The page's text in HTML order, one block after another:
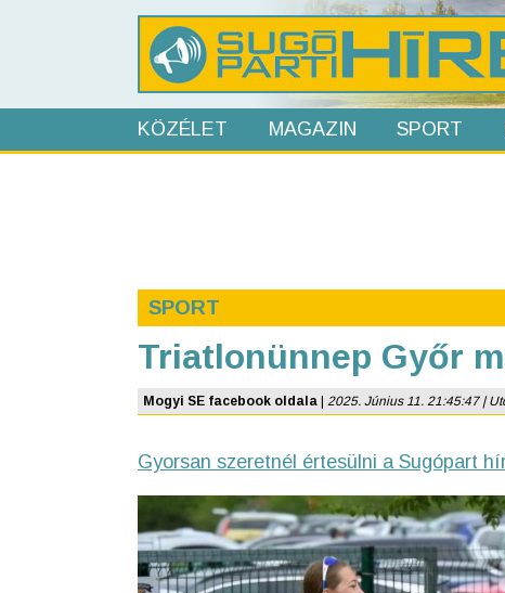
KÖZÉLET MAGAZIN SPORT
SPORT
Triatlonünnep Győr
Mogyi SE facebook oldala 2025. Június 11. 21:45:47 |
Gyorsan szeretnél értesülni a Sugópart